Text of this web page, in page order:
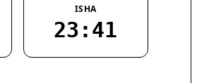
ISHA
23:41